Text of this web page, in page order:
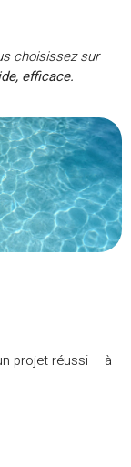
choisissez sur
efficace.
projet réussi – à